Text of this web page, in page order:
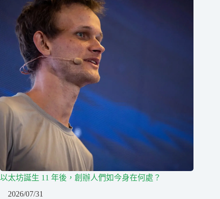
以太坊誕生 11 年後，創辦人們如今身在何處？
2026/07/31